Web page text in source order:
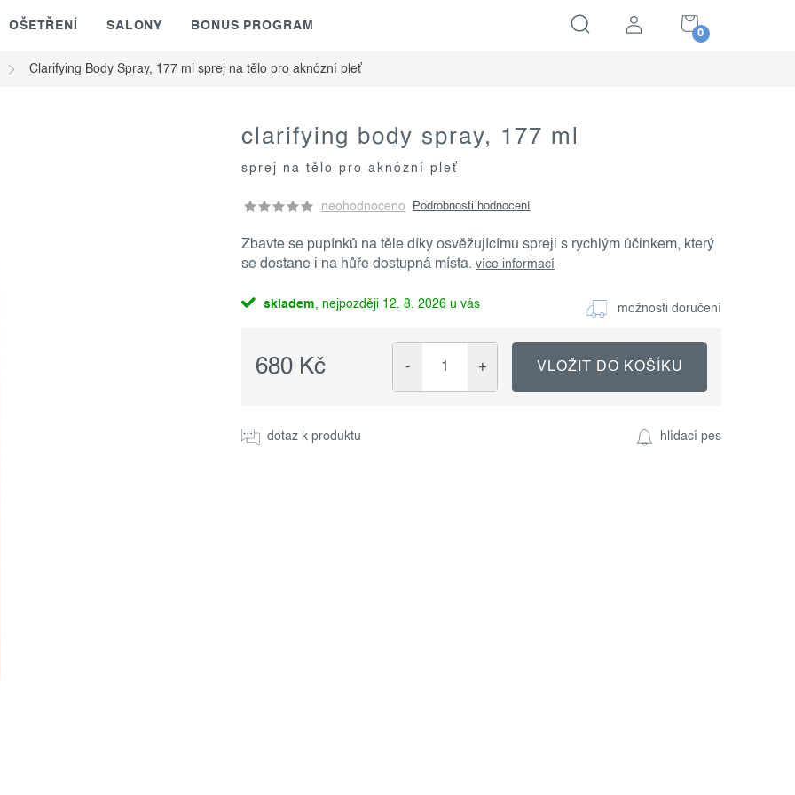
NÁKUPNÍ
KOŠÍK
OŠETŘENÍ SALONY BONUS PROGRAM
Clarifying Body Spray, 177 ml sprej na tělo pro aknózní pleť
clarifying body spray, 177 ml
sprej na tělo pro aknózní pleť
neohodnoceno Podrobnosti hodnocení
Zbavte se pupínků na těle díky osvěžujícímu spreji s rychlým účinkem, který
se dostane i na hůře dostupná místa. více informací
skladem 12. 8. 2026 možnosti doručení
680 Kč VLOŽIT DO KOŠÍKU
dotaz k produktu hlídací pes